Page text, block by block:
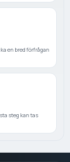
en bred förfrågan
steg kan tas